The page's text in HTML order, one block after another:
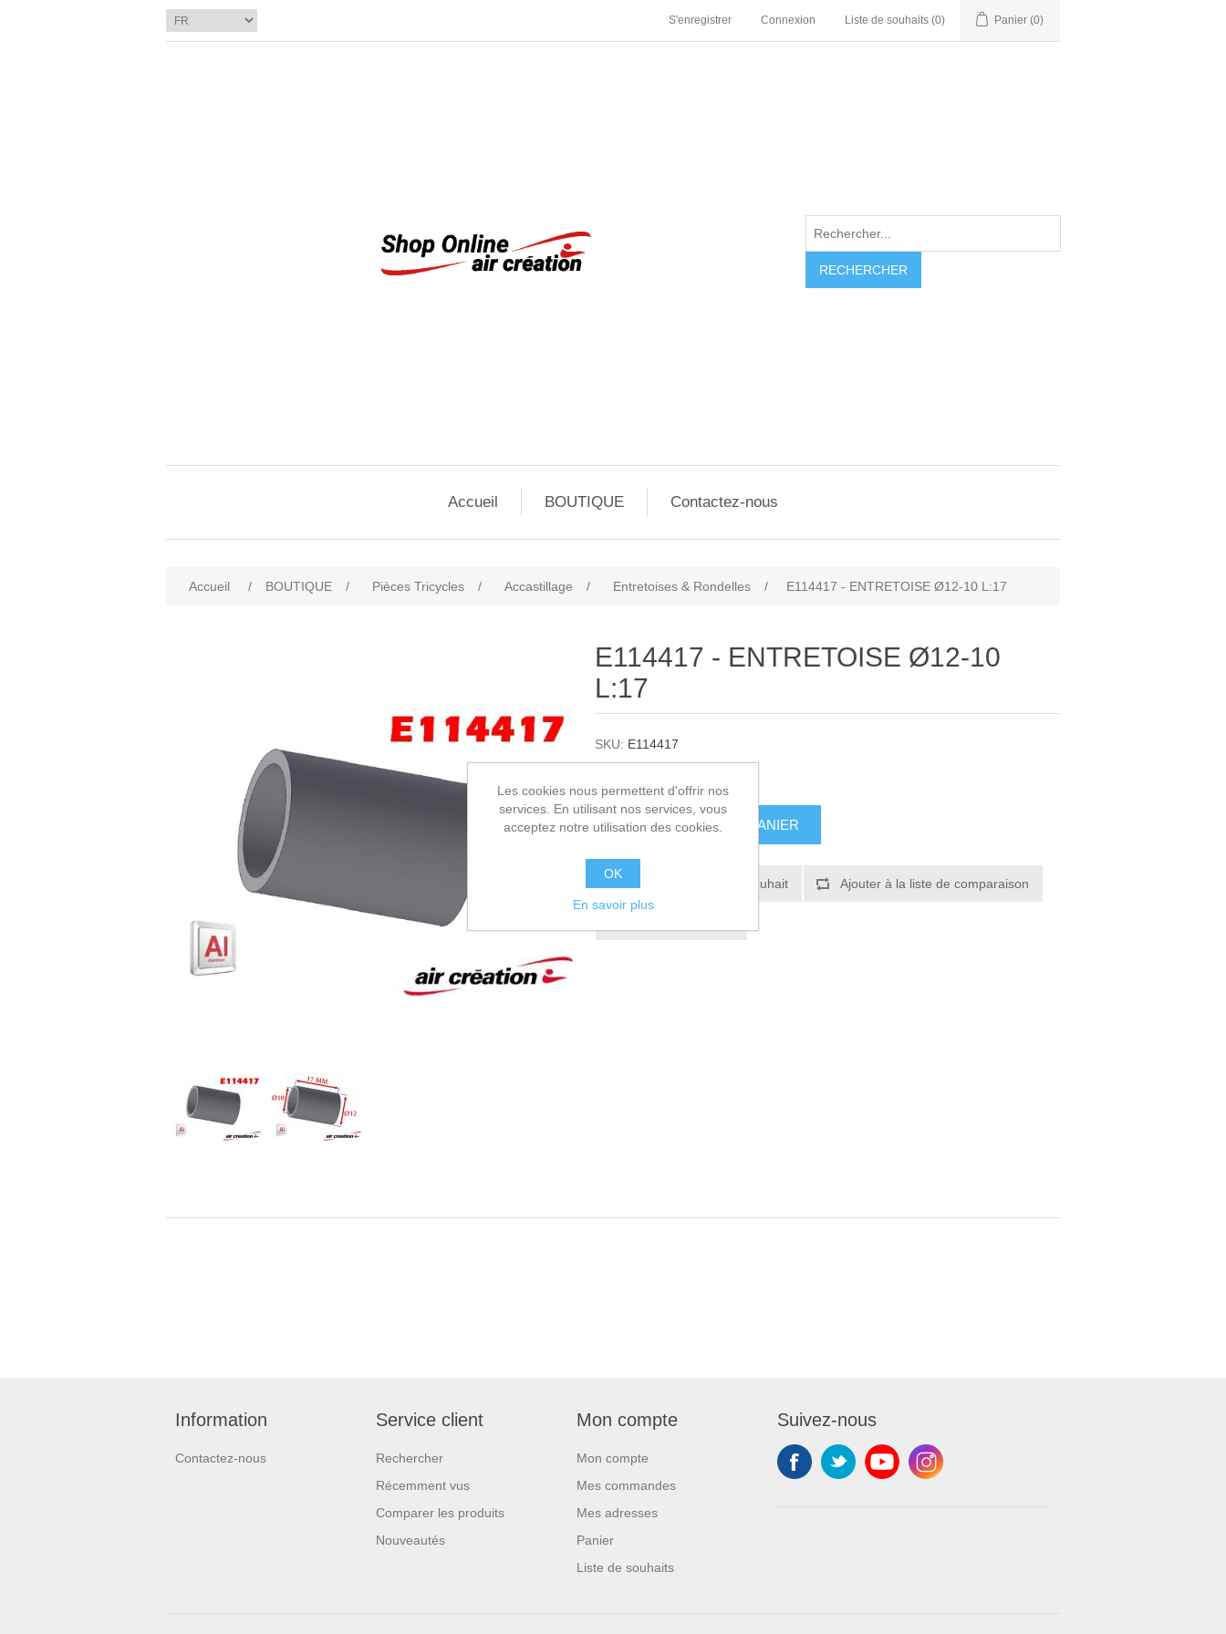
S'enregistrer Connexion Liste de souhaits (0) Panier (0)
RECHERCHER
Accueil BOUTIQUE Contactez-nous
Accueil / BOUTIQUE / Pièces Tricycles / Accastillage / Entretoises & Rondelles / E114417 - ENTRETOISE Ø12-10 L:17
E114417 - ENTRETOISE Ø12-10
L:17
SKU: E114417
AJOUTER AU PANIER
Ajouter à la liste de souhait Ajouter à la liste de comparaison
Information
Contactez-nous
Service client
Rechercher
Récemment vus
Comparer les produits
Nouveautés
Mon compte
Mon compte
Mes commandes
Mes adresses
Panier
Liste de souhaits
Suivez-nous
Les cookies nous permettent d'offrir nos
services. En utilisant nos services, vous
acceptez notre utilisation des cookies.
OK
En savoir plus